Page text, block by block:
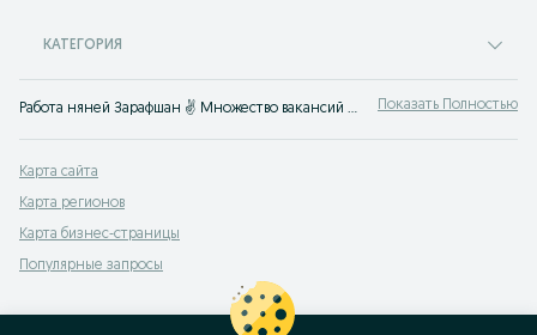
КАТЕГОРИЯ
Работа няней Зарафшан ✌ Множество вакансий ✔️ приходящей няни ✔️ няни с проживанием ✔️ в детский сад ⭐ Все предложения агентств и частных лиц ⮞⮞ OLX.uz Показать Полностью
Карта сайта
Карта регионов
Карта бизнес-страницы
Популярные запросы